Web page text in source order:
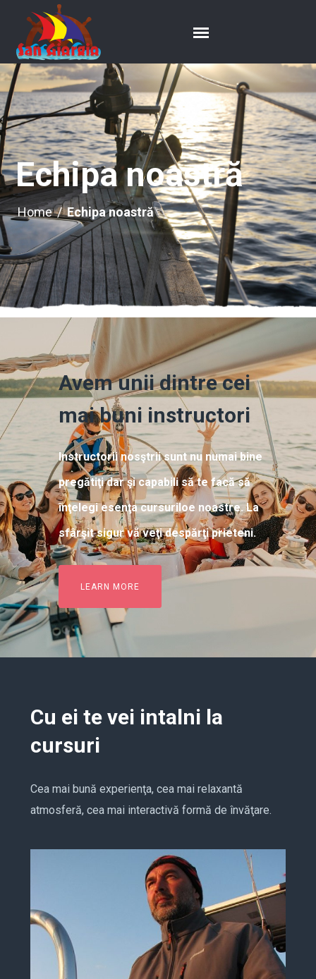
Echipa noastră
Home/Echipa noastră
Avem unii dintre cei
mai buni instructori
Instructorii nosştrii sunt nu numai bine
pregătiţi dar şi capabili să te facă să
înţelegi esenţa cursuriloe noastre. La
sfârşit sigur vă veţi despărţi prieteni.
LEARN MORE
Cu ei te vei intalni la
cursuri
Cea mai bună experienţa, cea mai relaxantă
atmosferă, cea mai interactivă formă de învăţare.